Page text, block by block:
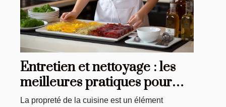
Entretien et nettoyage : les
meilleures pratiques pour
vos tabliers de cuisine
La propreté de la cuisine est un élément